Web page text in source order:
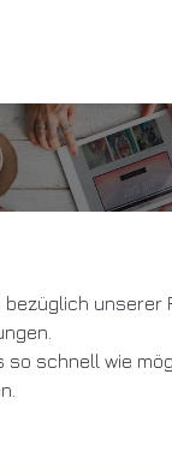
unserer
so schnell wie